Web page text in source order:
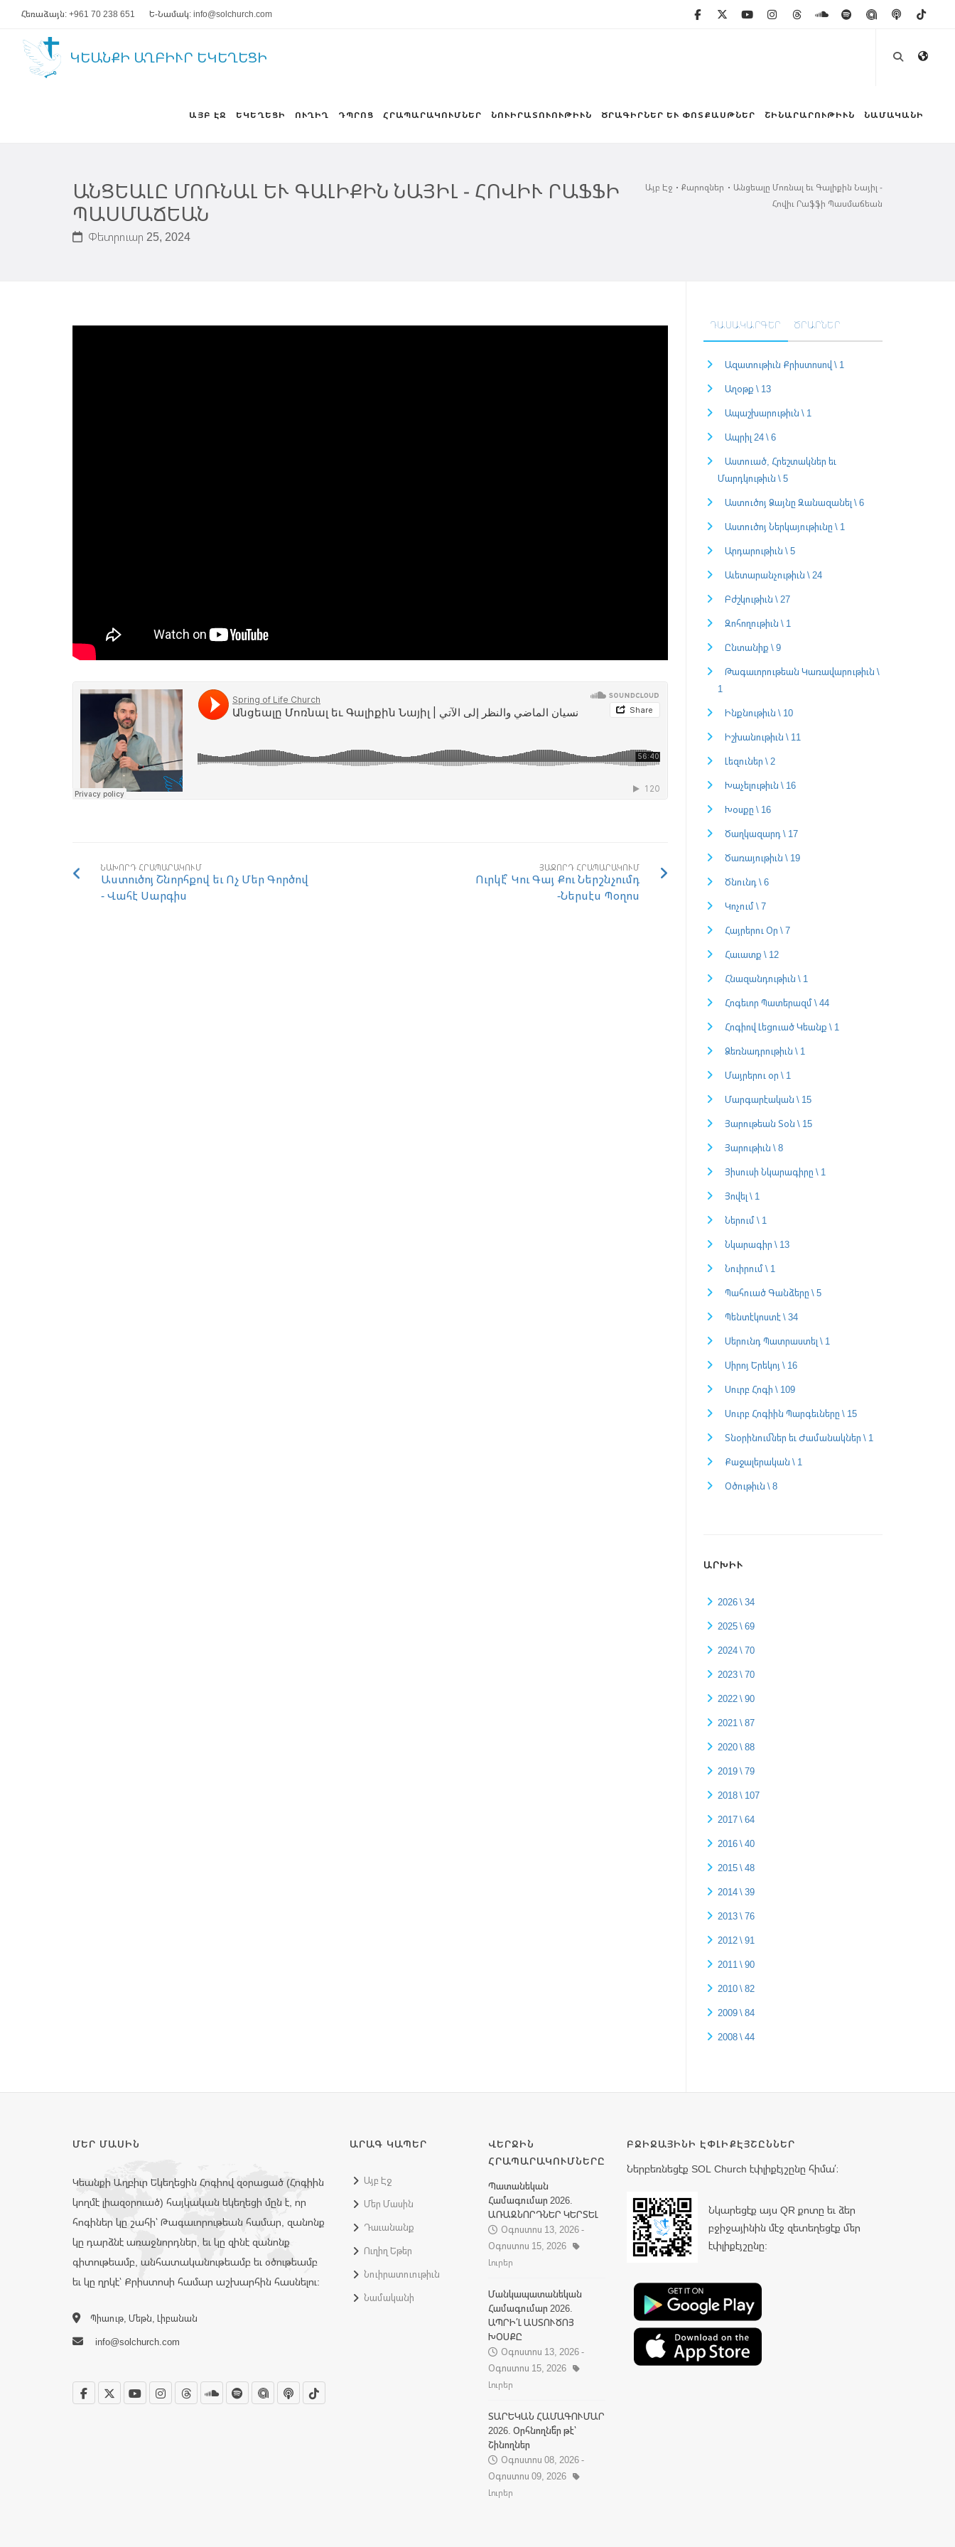
Հեռաձայն: +961 70 238 651 Ե-Նամակ: info@solchurch.com
ԿԵԱՆՔԻ ԱՂԲԻՒՐ ԵԿԵՂԵՑԻ
ԱՅԲ ԷՋ ԵԿԵՂԵՑԻ ՈՒՂԻՂ ԴՊՐՈՑ ՀՐԱՊԱՐԱԿՈՒՄՆԵՐ ՆՈՒԻՐԱՏՈՒՈՒԹԻՒՆ ԾՐԱԳԻՐՆԵՐ ԵՒ ՓՈՏՔԱՍԹՆԵՐ ՇԻՆԱՐԱՐՈՒԹԻՒՆ ՆԱՄԱԿԱՆԻ
Այբ Էջ Քարոզներ
Անցեալը Մոռնալ եւ Գալիքին Նայիլ -
Հովիւ Րաֆֆի Պասմաճեան
ԱՆՑԵԱԼԸ ՄՈՌՆԱԼ ԵՒ ԳԱԼԻՔԻՆ ՆԱՅԻԼ - ՀՈՎԻՒ ՐԱՖՖԻ
ՊԱՍՄԱՃԵԱՆ
Փետրուար 25, 2024
ՆԱԽՈՐԴ ՀՐԱՊԱՐԱԿՈՒՄ
Աստուծոյ Շնորհքով եւ Ոչ Մեր Գործով
- Վահէ Սարգիս
ՅԱՋՈՐԴ ՀՐԱՊԱՐԱԿՈՒՄ
Ուրկէ՞ Կու Գայ Քու Ներշնչումդ
-Ներսէս Պօղոս
ԴԱՍԱԿԱՐԳԵՐ ԾՐԱՐՆԵՐ
Ազատութիւն Քրիստոսով \ 1
Աղօթք \ 13
Ապաշխարութիւն \ 1
Ապրիլ 24 \ 6
Աստուած, Հրեշտակներ եւ
Մարդկութիւն \ 5
Աստուծոյ Ձայնը Զանազանել \ 6
Աստուծոյ Ներկայութիւնը \ 1
Արդարութիւն \ 5
Աւետարանչութիւն \ 24
Բժշկութիւն \ 27
Զոհողութիւն \ 1
Ընտանիք \ 9
Թագաւորութեան Կառավարութիւն \
1
Ինքնութիւն \ 10
Իշխանութիւն \ 11
Լեզուներ \ 2
Խաչելութիւն \ 16
Խօսքը \ 16
Ծաղկազարդ \ 17
Ծառայութիւն \ 19
Ծնունդ \ 6
Կոչում \ 7
Հայրերու Օր \ 7
Հաւատք \ 12
Հնազանդութիւն \ 1
Հոգեւոր Պատերազմ \ 44
Հոգիով Լեցուած Կեանք \ 1
Ձեռնադրութիւն \ 1
Մայրերու օր \ 1
Մարգարէական \ 15
Յարութեան Տօն \ 15
Յարութիւն \ 8
Յիսուսի Նկարագիրը \ 1
Յովել \ 1
Ներում \ 1
Նկարագիր \ 13
Նուիրում \ 1
Պահուած Գանձերը \ 5
Պենտէկոստէ \ 34
Սերունդ Պատրաստել \ 1
Սիրոյ Երեկոյ \ 16
Սուրբ Հոգի \ 109
Սուրբ Հոգիին Պարգեւները \ 15
Տնօրինումներ եւ Ժամանակներ \ 1
Քաջալերական \ 1
Օծութիւն \ 8
ԱՐԽԻՒ
2026 \ 34
2025 \ 69
2024 \ 70
2023 \ 70
2022 \ 90
2021 \ 87
2020 \ 88
2019 \ 79
2018 \ 107
2017 \ 64
2016 \ 40
2015 \ 48
2014 \ 39
2013 \ 76
2012 \ 91
2011 \ 90
2010 \ 82
2009 \ 84
2008 \ 44
ՄԵՐ ՄԱՍԻՆ
Կեանքի Աղբիւր Եկեղեցին Հոգիով զօրացած (Հոգիին
կողմէ լիազօրուած) հայկական եկեղեցի մըն է, որ
հոգիներ կը շահի՝ Թագաւորութեան համար, զանոնք
կը դարձնէ առաջնորդներ, եւ կը զինէ զանոնք
գիտութեամբ, անհատականութեամբ եւ օծութեամբ
եւ կը ղրկէ՝ Քրիստոսի համար աշխարհին հասնելու:
Պիաութ, Մեթն, Լիբանան
info@solchurch.com
ԱՐԱԳ ԿԱՊԵՐ
Այբ Էջ
Մեր Մասին
Դաւանանք
Ուղիղ Եթեր
Նուիրատուութիւն
Նամականի
ՎԵՐՋԻՆ
ՀՐԱՊԱՐԱԿՈՒՄՆԵՐԸ
Պատանեկան
Համագումար 2026.
ԱՌԱՋՆՈՐԴՆԵՐ ԿԵՐՏԵԼ
Օգոստոս 13, 2026 -
Օգոստոս 15, 2026
Լուրեր
Մանկապատանեկան
Համագումար 2026.
ԱՊՐԻ՛Լ ԱՍՏՈՒԾՈՅ
ԽՕՍՔԸ
Օգոստոս 13, 2026 -
Օգոստոս 15, 2026
Լուրեր
ՏԱՐԵԿԱՆ ՀԱՄԱԳՈՒՄԱՐ
2026. Օրհնողնե՞ր թէ՝
Շինողներ
Օգոստոս 08, 2026 -
Օգոստոս 09, 2026
Լուրեր
ԲՋԻՋԱՅԻՆԻ ԷՓԼԻՔԷՅՇԸՆՆԵՐ
Ներբեռնեցէք SOL Church էփլիքէյշընը հիմա՛։
Նկարեցէք այս QR քոտը եւ ձեր
բջիջայինին մէջ զետեղեցէք մեր
էփլիքէյշընը: